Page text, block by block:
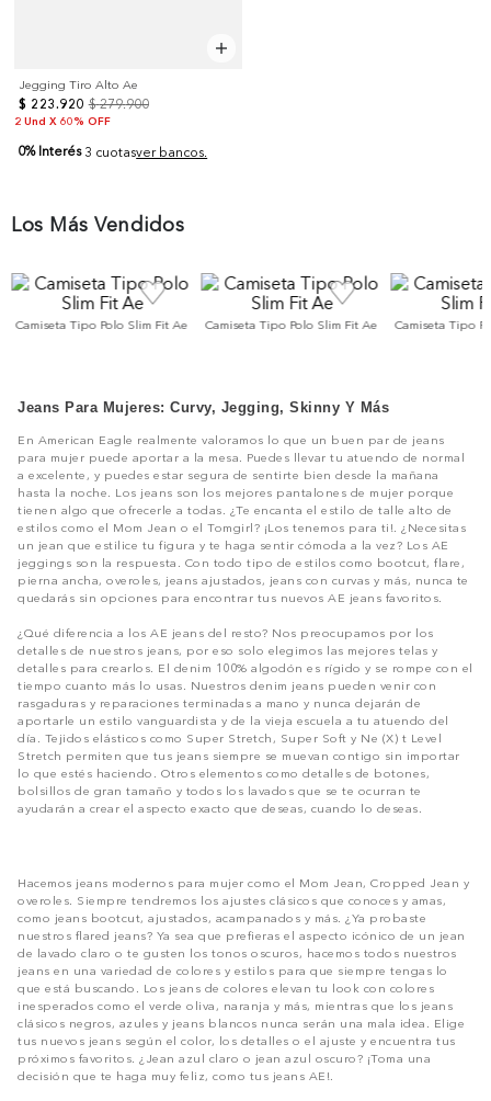
Jegging Tiro Alto Ae
$ 223.920 $ 279.900
2 Und X 60% OFF
0% Interés 3 cuotasver bancos.
Los Más Vendidos
Camiseta Tipo Polo Slim Fit Ae Camiseta Tipo Polo Slim Fit Ae Camiseta Tipo
Jeans Para Mujeres: Curvy, Jegging, Skinny Y Más
En American Eagle realmente valoramos lo que un buen par de jeans
para mujer puede aportar a la mesa. Puedes llevar tu atuendo de normal
a excelente, y puedes estar segura de sentirte bien desde la mañana
hasta la noche. Los jeans son los mejores pantalones de mujer porque
tienen algo que ofrecerle a todas. ¿Te encanta el estilo de talle alto de
estilos como el Mom Jean o el Tomgirl? ¡Los tenemos para ti!. ¿Necesitas
un jean que estilice tu figura y te haga sentir cómoda a la vez? Los AE
jeggings son la respuesta. Con todo tipo de estilos como bootcut, flare,
pierna ancha, overoles, jeans ajustados, jeans con curvas y más, nunca te
quedarás sin opciones para encontrar tus nuevos AE jeans favoritos.
¿Qué diferencia a los AE jeans del resto? Nos preocupamos por los
detalles de nuestros jeans, por eso solo elegimos las mejores telas y
detalles para crearlos. El denim 100% algodón es rígido y se rompe con el
tiempo cuanto más lo usas. Nuestros denim jeans pueden venir con
rasgaduras y reparaciones terminadas a mano y nunca dejarán de
aportarle un estilo vanguardista y de la vieja escuela a tu atuendo del
día. Tejidos elásticos como Super Stretch, Super Soft y Ne (X) t Level
Stretch permiten que tus jeans siempre se muevan contigo sin importar
lo que estés haciendo. Otros elementos como detalles de botones,
bolsillos de gran tamaño y todos los lavados que se te ocurran te
ayudarán a crear el aspecto exacto que deseas, cuando lo deseas.
Hacemos jeans modernos para mujer como el Mom Jean, Cropped Jean y
overoles. Siempre tendremos los ajustes clásicos que conoces y amas,
como jeans bootcut, ajustados, acampanados y más. ¿Ya probaste
nuestros flared jeans? Ya sea que prefieras el aspecto icónico de un jean
de lavado claro o te gusten los tonos oscuros, hacemos todos nuestros
jeans en una variedad de colores y estilos para que siempre tengas lo
que está buscando. Los jeans de colores elevan tu look con colores
inesperados como el verde oliva, naranja y más, mientras que los jeans
clásicos negros, azules y jeans blancos nunca serán una mala idea. Elige
tus nuevos jeans según el color, los detalles o el ajuste y encuentra tus
próximos favoritos. ¿Jean azul claro o jean azul oscuro? ¡Toma una
decisión que te haga muy feliz, como tus jeans AE!.